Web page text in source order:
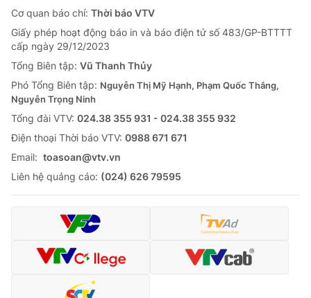
Cơ quan báo chí: Thời báo VTV
Giấy phép hoạt động báo in và báo điện tử số 483/GP-BTTTT
cấp ngày 29/12/2023
Tổng Biên tập: Vũ Thanh Thủy
Phó Tổng Biên tập: Nguyễn Thị Mỹ Hạnh, Phạm Quốc Thắng,
Nguyễn Trọng Ninh
Tổng đài VTV: 024.38 355 931 - 024.38 355 932
Ðiện thoại Thời báo VTV: 0988 671 671
Email: toasoan@vtv.vn
Liên hệ quảng cáo: (024) 626 79595